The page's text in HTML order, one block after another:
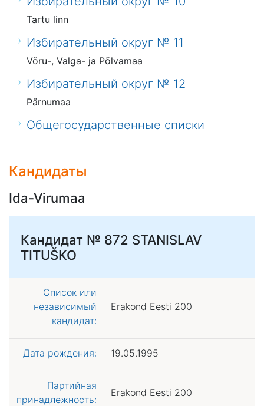
Tartu linn
Избирательный округ № 11
Võru-, Valga- ja Põlvamaa
Избирательный округ № 12
Pärnumaa
Общегосударственные списки
Кандидаты
Ida-Virumaa
Кандидат № 872 STANISLAV
TITUŠKO
Список или
независимый
кандидат:
Erakond Eesti 200
Дата рождения: 19.05.1995
Партийная
принадлежность:
Erakond Eesti 200